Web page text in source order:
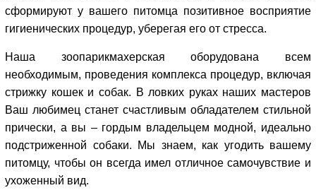
сформируют у вашего питомца позитивное восприятие
гигиенических процедур, уберегая его от стресса.
Наша зоопарикмахерская оборудована всем
необходимым, проведения комплекса процедур, включая
стрижку кошек и собак. В ловких руках наших мастеров
Ваш любимец станет счастливым обладателем стильной
прически, а вы – гордым владельцем модной, идеально
подстриженной собаки. Мы знаем, как угодить вашему
питомцу, чтобы он всегда имел отличное самочувствие и
ухоженный вид.